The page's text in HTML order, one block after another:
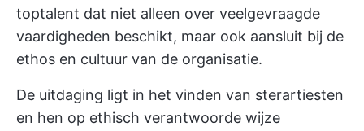
toptalent dat niet alleen over veelgevraagde
vaardigheden beschikt, maar ook aansluit bij de
ethos en cultuur van de organisatie.
De uitdaging ligt in het vinden van sterartiesten
en hen op ethisch verantwoorde wijze